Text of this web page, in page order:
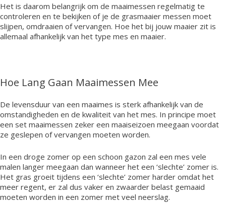
Het is daarom belangrijk om de maaimessen regelmatig te
controleren en te bekijken of je de grasmaaier messen moet
slijpen, omdraaien of vervangen. Hoe het bij jouw maaier zit is
allemaal afhankelijk van het type mes en maaier.
Hoe Lang Gaan Maaimessen Mee
De levensduur van een maaimes is sterk afhankelijk van de
omstandigheden en de kwaliteit van het mes. In principe moet
een set maaimessen zeker een maaiseizoen meegaan voordat
ze geslepen of vervangen moeten worden.
In een droge zomer op een schoon gazon zal een mes vele
malen langer meegaan dan wanneer het een ‘slechte’ zomer is.
Het gras groeit tijdens een ‘slechte’ zomer harder omdat het
meer regent, er zal dus vaker en zwaarder belast gemaaid
moeten worden in een zomer met veel neerslag.